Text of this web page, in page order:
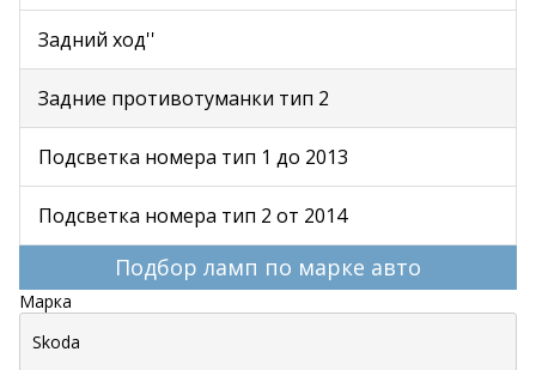
Задний ход''
Задние противотуманки тип 2
Подсветка номера тип 1 до 2013
Подсветка номера тип 2 от 2014
Подбор ламп по марке авто
Марка